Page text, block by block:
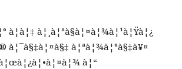
à¦à¦‡ à¦¸à¦ªà§à¦¤à¦¾à¦¹à¦Ÿà¦¿
à¦¯à§‡à¦¤à§‡ à¦ªà¦¾à¦°à§‡à¥¤
à¦“